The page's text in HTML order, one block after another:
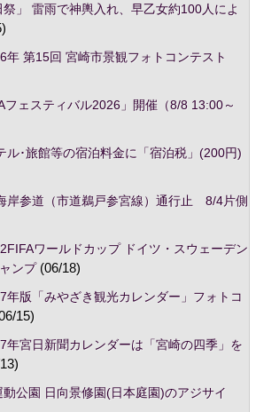
」 雷雨で神輿入れ、早乙女約100人によ
年 第15回 宮崎市景観フォトコンテスト
フェスティバル2026」開催（8/8 13:00～
ル･旅館等の宿泊料金に「宿泊税」(200円)
岸参道（市道鵜戸参宮線）通行止 8/4片側
ワールドカップ ドイツ・スウェーデン
ンプ(06/18)
年版「みやざき観光カレンダー」フォトコ
15)
年宮日新聞カレンダーは「宮崎の四季」を
公園 日向景修園(日本庭園)のアジサイ